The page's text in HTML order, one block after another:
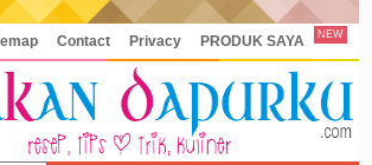
Contact Privacy PRODUK SAYA NEW